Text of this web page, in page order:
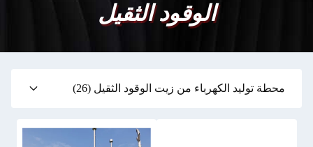
الوقود الثقيل
محطة توليد الكهرباء من زيت الوقود الثقيل (26)